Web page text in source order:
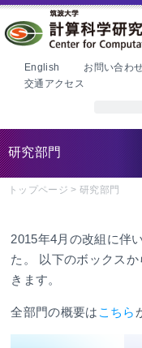
本文へ
English お問い合わ
交通アクセス
研究部門
トップページ > 研究部門
2015年4月の改組に伴
た。 以下のボックス
きます。
全部門の概要は こちら